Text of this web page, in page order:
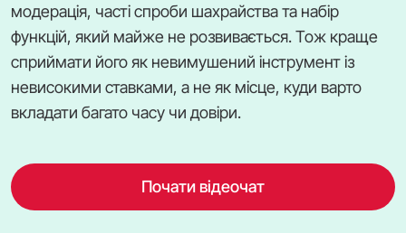
модерація, часті спроби шахрайства та набір
функцій, який майже не розвивається. Тож краще
сприймати його як невимушений інструмент із
невисокими ставками, а не як місце, куди варто
вкладати багато часу чи довіри.
Почати відеочат